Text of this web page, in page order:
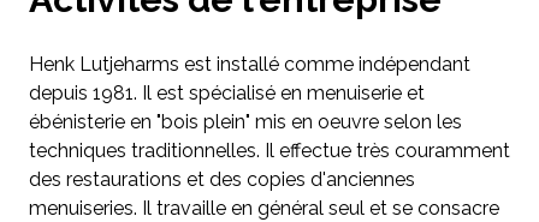
Henk Lutjeharms est installé comme indépendant
depuis 1981. Il est spécialisé en menuiserie et
ébénisterie en "bois plein" mis en oeuvre selon les
techniques traditionnelles. Il effectue très couramment
des restaurations et des copies d'anciennes
menuiseries. Il travaille en général seul et se consacre